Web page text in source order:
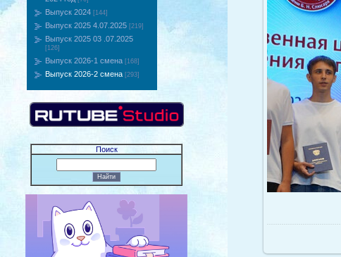
Выпуск 2024 [144]
Выпуск 2025 4.07.2025 [219]
Выпуск 2025 03 .07.2025
[126]
Выпуск 2026-1 смена [168]
Выпуск 2026-2 смена [293]
Поиск